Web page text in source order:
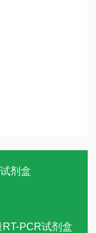
剂盒
PCR试剂盒